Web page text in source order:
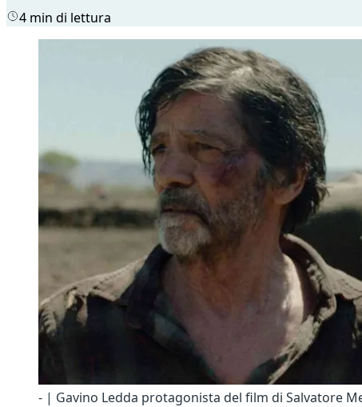
4 min di lettura
- | Gavino Ledda protagonista del film di Salvatore